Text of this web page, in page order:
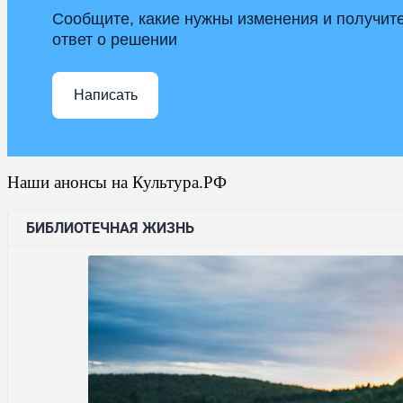
Сообщите, какие нужны изменения и
ответ о решении
Написать
Наши анонсы на Культура.РФ